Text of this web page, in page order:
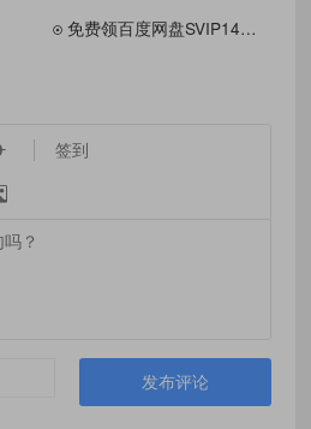
免费领百度网盘SVIP14天，成为达人转存收益日入600+
签到
发布评论